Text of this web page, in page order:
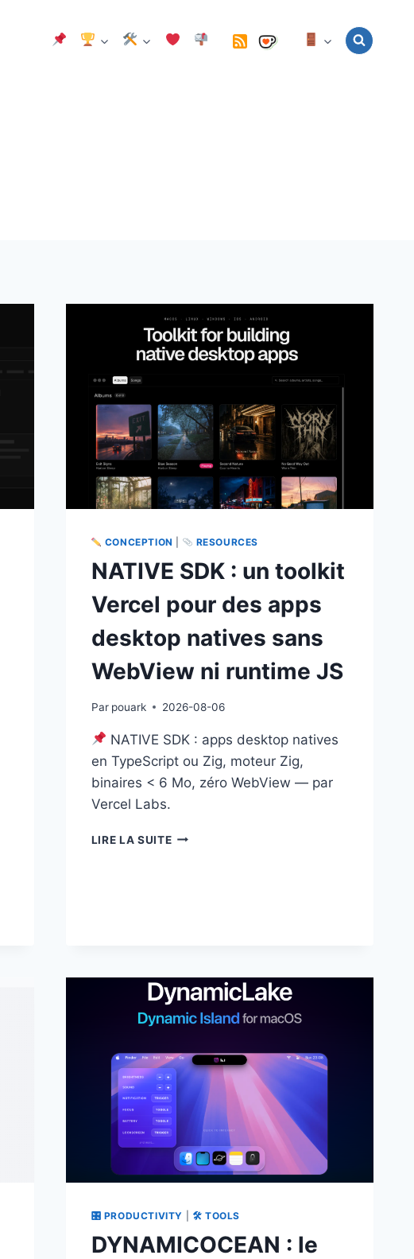
CONCEPTION RESOURCES
NATIVE SDK : un toolkit
Vercel pour des apps
desktop natives sans
WebView ni runtime JS
Par pouark 2026-08-06
NATIVE SDK : apps desktop natives
en TypeScript ou Zig, moteur Zig,
binaires < 6 Mo, zéro WebView — par
Vercel Labs.
LIRE LA SUITENATIVE
DESKTOP
NATIVES
SANS
NI
RUNTIME
JS
🎛 PRODUCTIVITY 🛠 TOOLS
DYNAMICOCEAN : le